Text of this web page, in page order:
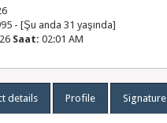
- [Şu anda 31 yaşında]
Saat: 02:01 AM
details Profile Signature